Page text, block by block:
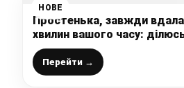
НОВЕ
Простенька, завжди вдала
хвилин вашого часу:
домашнім печивом з
Перейти →